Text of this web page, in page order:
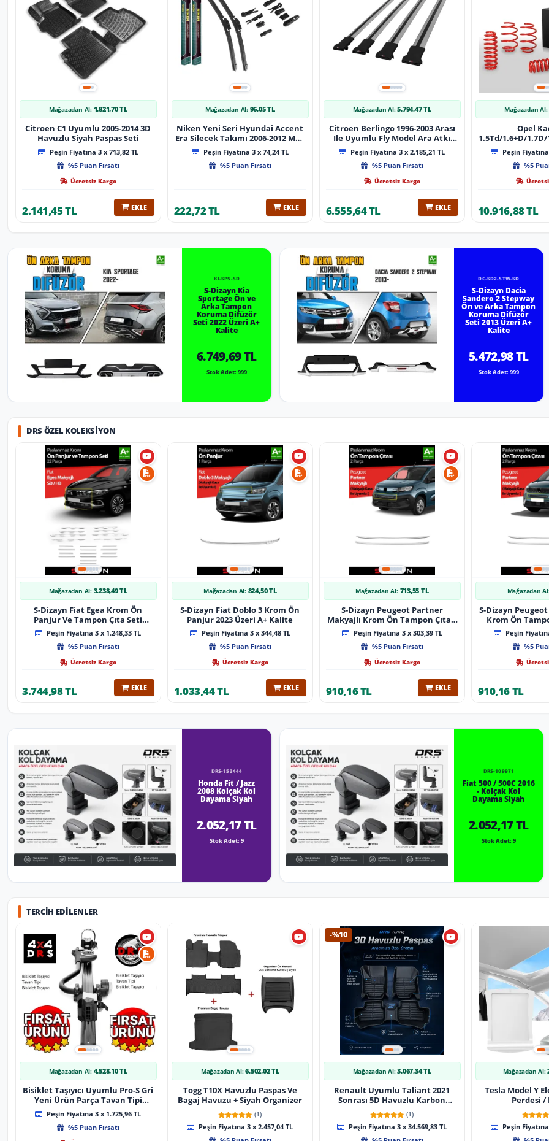
Mağazadan Al: 1.821,70 TL
Citroen C1 Uyumlu 2005-2014 3D
Havuzlu Siyah Paspas Seti
Peşin Fiyatına 3 x 713,82 TL
%5 Puan Fırsatı
Ücretsiz Kargo
2.141,45 TL EKLE
Mağazadan Al: 96,05 TL
Niken Yeni Seri Hyundai Accent
Era Silecek Takımı 2006-2012 Muz
Tip Silecek Aparatlı
Peşin Fiyatına 3 x 74,24 TL
%5 Puan Fırsatı
222,72 TL EKLE
Mağazadan Al: 5.794,47 TL
Citroen Berlingo 1996-2003 Arası
Ile Uyumlu Fly Model Ara Atkı
Tavan Barı Gri̇ 4 Adet Bar
Peşin Fiyatına 3 x 2.185,21 TL
%5 Puan Fırsatı
Ücretsiz Kargo
6.555,64 TL EKLE
Mağazadan Al:
Opel
1.5Td/1.6+D/1.7D/
08/1991
Peşin
%5
10.916,88 TL
KI-SP5-SD
S-Dizayn Kia
Sportage Ön ve
Arka Tampon
Koruma Difüzör
Seti 2022 Üzeri A+
Kalite
6.749,69 TL
Stok Adet: 999
DC-SD2-STW-SD
S-Dizayn Dacia
Sandero 2 Stepway
Ön ve Arka Tampon
Koruma Difüzör
Seti 2013 Üzeri A+
Kalite
5.472,98 TL
Stok Adet: 999
DRS ÖZEL KOLEKSIYON
Mağazadan Al: 3.238,49 TL
S-Dizayn Fiat Egea Krom Ön
Panjur Ve Tampon Çıta Seti
Diamond Model 22 Prç. 2020
Üzeri (Parlak Krom)
Peşin Fiyatına 3 x 1.248,33 TL
%5 Puan Fırsatı
Ücretsiz Kargo
3.744,98 TL EKLE
Mağazadan Al: 824,50 TL
S-Dizayn Fiat Doblo 3 Krom Ön
Panjur 2023 Üzeri A+ Kalite
Peşin Fiyatına 3 x 344,48 TL
%5 Puan Fırsatı
Ücretsiz Kargo
1.033,44 TL EKLE
Mağazadan Al: 713,55 TL
S-Dizayn Peugeot Partner
Makyajlı Krom Ön Tampon Çıtası
2 Prç 2023 Üzeri A+ Kalite
Peşin Fiyatına 3 x 303,39 TL
%5 Puan Fırsatı
Ücretsiz Kargo
910,16 TL EKLE
Mağazadan
S-Dizayn
Krom Ön
2024 Üzeri
Peşin
%5
910,16 TL
DRS-153444
Honda Fit / Jazz
2008 Kolçak Kol
Dayama Siyah
2.052,17 TL
Stok Adet: 9
DRS-109971
Fiat 500 / 500C 2016
- Kolçak Kol
Dayama Siyah
2.052,17 TL
Stok Adet: 9
TERCIH EDILENLER
Mağazadan Al: 4.528,10 TL
Bisiklet Taşıyıcı Uyumlu Pro-S Gri
Yeni Ürün Parça Tavan Tipi
Bisiklet Taşıyıcı
Peşin Fiyatına 3 x 1.725,96 TL
%5 Puan Fırsatı
Mağazadan Al: 6.502,02 TL
Togg T10X Havuzlu Paspas Ve
Bagaj Havuzu + Siyah Organizer
(1)
Peşin Fiyatına 3 x 2.457,04 TL
-%10
Mağazadan Al: 3.067,34 TL
Renault Uyumlu Taliant 2021
Sonrası 5D Havuzlu Karbon
Dizayn Paspas Seti
(1)
Peşin Fiyatına 3 x 34.569,83 TL
Mağazadan Al:
Tesla Model Y
Perdesi /
Peşin